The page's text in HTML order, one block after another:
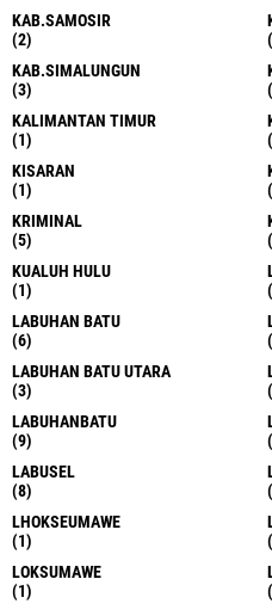
KAB.SAMOSIR
(2)
KAB.SIMALUNGUN
(3)
KALIMANTAN TIMUR
(1)
KISARAN
(1)
KRIMINAL
(5)
KUALUH HULU
(1)
LABUHAN BATU
(6)
LABUHAN BATU UTARA
(3)
LABUHANBATU
(9)
LABUSEL
(8)
LHOKSEUMAWE
(1)
LOKSUMAWE
(1)